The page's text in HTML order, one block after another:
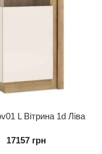
L Вітрина 1d Ліва
17157 грн